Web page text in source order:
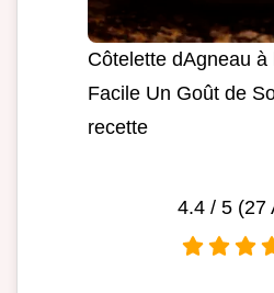
Côtelette dAgneau
Facile Un Goût de
recette
4.4/ 5 (27